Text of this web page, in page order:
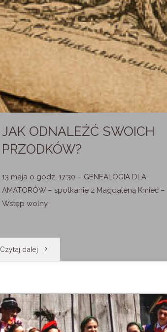
JAK ODNALEŹĆ SWOICH
PRZODKÓW?
13 maja o godz. 17:30 – GENEALOGIA DLA
AMATORÓW – spotkanie z Magdaleną Kmieć –
Wstęp wolny
Czytaj dalej "JAK
SWOICH
PRZODKÓW?"